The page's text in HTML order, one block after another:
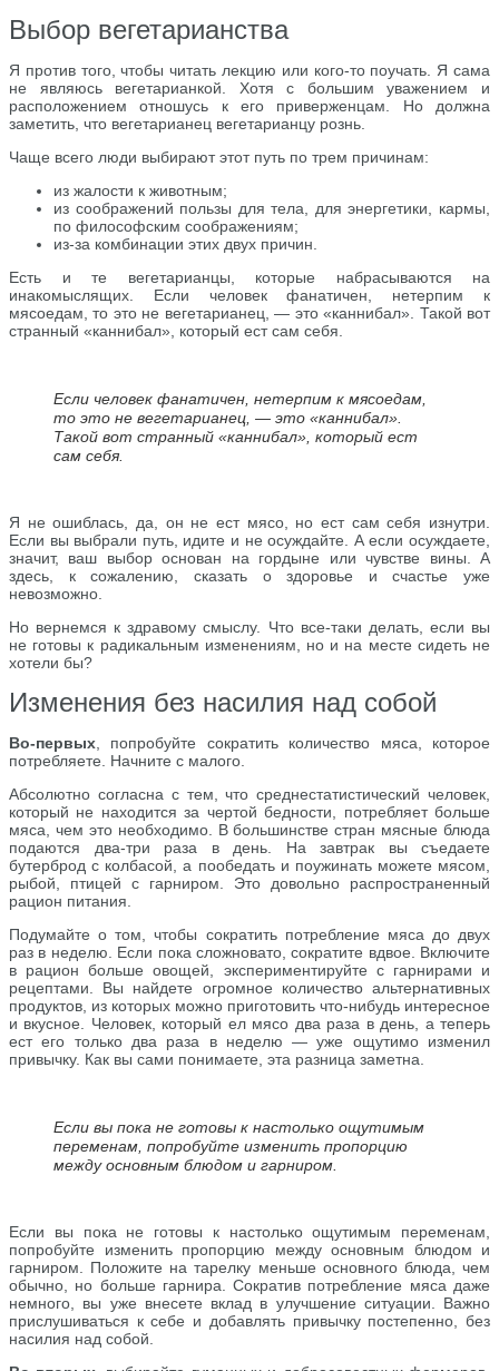
Выбор вегетарианства
Я против того, чтобы читать лекцию или кого-то поучать. Я сама
не являюсь вегетарианкой. Хотя с большим уважением и
расположением отношусь к его приверженцам. Но должна
заметить, что вегетарианец вегетарианцу рознь.
Чаще всего люди выбирают этот путь по трем причинам:
из жалости к животным;
из соображений пользы для тела, для энергетики, кармы,
по философским соображениям;
из-за комбинации этих двух причин.
Есть и те вегетарианцы, которые набрасываются на
инакомыслящих. Если человек фанатичен, нетерпим к
мясоедам, то это не вегетарианец, — это «каннибал». Такой вот
странный «каннибал», который ест сам себя.
Если человек фанатичен, нетерпим к мясоедам,
то это не вегетарианец, — это «каннибал».
Такой вот странный «каннибал», который ест
сам себя.
Я не ошиблась, да, он не ест мясо, но ест сам себя изнутри.
Если вы выбрали путь, идите и не осуждайте. А если осуждаете,
значит, ваш выбор основан на гордыне или чувстве вины. А
здесь, к сожалению, сказать о здоровье и счастье уже
невозможно.
Но вернемся к здравому смыслу. Что все-таки делать, если вы
не готовы к радикальным изменениям, но и на месте сидеть не
хотели бы?
Изменения без насилия над собой
Во-первых , попробуйте сократить количество мяса, которое
потребляете. Начните с малого.
Абсолютно согласна с тем, что среднестатистический человек,
который не находится за чертой бедности, потребляет больше
мяса, чем это необходимо. В большинстве стран мясные блюда
подаются два-три раза в день. На завтрак вы съедаете
бутерброд с колбасой, а пообедать и поужинать можете мясом,
рыбой, птицей с гарниром. Это довольно распространенный
рацион питания.
Подумайте о том, чтобы сократить потребление мяса до двух
раз в неделю. Если пока сложновато, сократите вдвое. Включите
в рацион больше овощей, экспериментируйте с гарнирами и
рецептами. Вы найдете огромное количество альтернативных
продуктов, из которых можно приготовить что-нибудь интересное
и вкусное. Человек, который ел мясо два раза в день, а теперь
ест его только два раза в неделю — уже ощутимо изменил
привычку. Как вы сами понимаете, эта разница заметна.
Если вы пока не готовы к настолько ощутимым
переменам, попробуйте изменить пропорцию
между основным блюдом и гарниром.
Если вы пока не готовы к настолько ощутимым переменам,
попробуйте изменить пропорцию между основным блюдом и
гарниром. Положите на тарелку меньше основного блюда, чем
обычно, но больше гарнира. Сократив потребление мяса даже
немного, вы уже внесете вклад в улучшение ситуации. Важно
прислушиваться к себе и добавлять привычку постепенно, без
насилия над собой.